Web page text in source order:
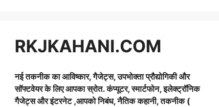
RKJKAHANI.COM
नई तकनीक का आविष्कार, गैजेट्स, उपभोक्ता प्रौद्योगिकी और
सॉफ्टवेयर के लिए आपका स्रोत. कंप्यूटर, स्मार्टफोन, इलेक्ट्रॉनिक
गैजेट्स और इंटरनेट ,आपको निबंध, नैतिक कहानी, तकनीक (